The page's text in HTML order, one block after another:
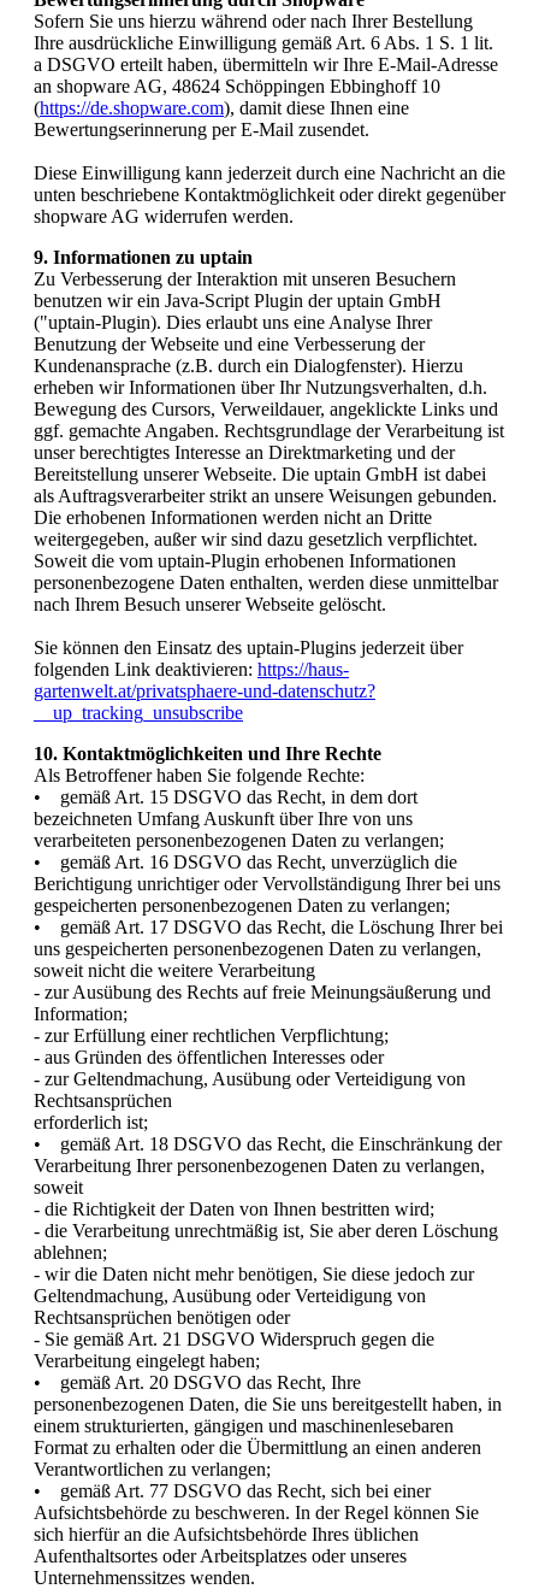
Sofern Sie uns hierzu während oder nach Ihrer Bestellung
Ihre ausdrückliche Einwilligung gemäß Art. 6 Abs. 1 S. 1 lit.
a DSGVO erteilt haben, übermitteln wir Ihre E-Mail-Adresse
an shopware AG, 48624 Schöppingen Ebbinghoff 10
(https://de.shopware.com), damit diese Ihnen eine
Bewertungserinnerung per E-Mail zusendet.
Diese Einwilligung kann jederzeit durch eine Nachricht an die
unten beschriebene Kontaktmöglichkeit oder direkt gegenüber
shopware AG widerrufen werden.
9. Informationen zu uptain
Zu Verbesserung der Interaktion mit unseren Besuchern
benutzen wir ein Java-Script Plugin der uptain GmbH
("uptain-Plugin). Dies erlaubt uns eine Analyse Ihrer
Benutzung der Webseite und eine Verbesserung der
Kundenansprache (z.B. durch ein Dialogfenster). Hierzu
erheben wir Informationen über Ihr Nutzungsverhalten, d.h.
Bewegung des Cursors, Verweildauer, angeklickte Links und
ggf. gemachte Angaben. Rechtsgrundlage der Verarbeitung ist
unser berechtigtes Interesse an Direktmarketing und der
Bereitstellung unserer Webseite. Die uptain GmbH ist dabei
als Auftragsverarbeiter strikt an unsere Weisungen gebunden.
Die erhobenen Informationen werden nicht an Dritte
weitergegeben, außer wir sind dazu gesetzlich verpflichtet.
Soweit die vom uptain-Plugin erhobenen Informationen
personenbezogene Daten enthalten, werden diese unmittelbar
nach Ihrem Besuch unserer Webseite gelöscht.
Sie können den Einsatz des uptain-Plugins jederzeit über
folgenden Link deaktivieren: https://haus-
gartenwelt.at/privatsphaere-und-datenschutz?
__up_tracking_unsubscribe
10. Kontaktmöglichkeiten und Ihre Rechte
Als Betroffener haben Sie folgende Rechte:
• gemäß Art. 15 DSGVO das Recht, in dem dort
bezeichneten Umfang Auskunft über Ihre von uns
verarbeiteten personenbezogenen Daten zu verlangen;
• gemäß Art. 16 DSGVO das Recht, unverzüglich die
Berichtigung unrichtiger oder Vervollständigung Ihrer bei uns
gespeicherten personenbezogenen Daten zu verlangen;
• gemäß Art. 17 DSGVO das Recht, die Löschung Ihrer bei
uns gespeicherten personenbezogenen Daten zu verlangen,
soweit nicht die weitere Verarbeitung
- zur Ausübung des Rechts auf freie Meinungsäußerung und
Information;
- zur Erfüllung einer rechtlichen Verpflichtung;
- aus Gründen des öffentlichen Interesses oder
- zur Geltendmachung, Ausübung oder Verteidigung von
Rechtsansprüchen
erforderlich ist;
• gemäß Art. 18 DSGVO das Recht, die Einschränkung der
Verarbeitung Ihrer personenbezogenen Daten zu verlangen,
soweit
- die Richtigkeit der Daten von Ihnen bestritten wird;
- die Verarbeitung unrechtmäßig ist, Sie aber deren Löschung
ablehnen;
- wir die Daten nicht mehr benötigen, Sie diese jedoch zur
Geltendmachung, Ausübung oder Verteidigung von
Rechtsansprüchen benötigen oder
- Sie gemäß Art. 21 DSGVO Widerspruch gegen die
Verarbeitung eingelegt haben;
• gemäß Art. 20 DSGVO das Recht, Ihre
personenbezogenen Daten, die Sie uns bereitgestellt haben, in
einem strukturierten, gängigen und maschinenlesebaren
Format zu erhalten oder die Übermittlung an einen anderen
Verantwortlichen zu verlangen;
• gemäß Art. 77 DSGVO das Recht, sich bei einer
Aufsichtsbehörde zu beschweren. In der Regel können Sie
sich hierfür an die Aufsichtsbehörde Ihres üblichen
Aufenthaltsortes oder Arbeitsplatzes oder unseres
Unternehmenssitzes wenden.